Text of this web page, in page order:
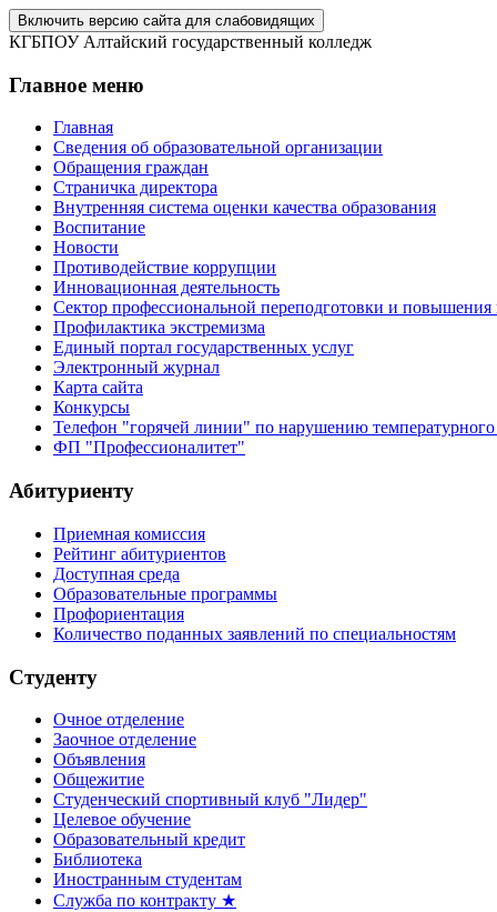
Включить версию сайта для слабовидящих
КГБПОУ Алтайский государственный колледж
Главное меню
Главная
Сведения об образовательной организации
Обращения граждан
Страничка директора
Внутренняя система оценки качества образования
Воспитание
Новости
Противодействие коррупции
Инновационная деятельность
Сектор профессиональной переподготовки и
Профилактика экстремизма
Единый портал государственных услуг
Электронный журнал
Карта сайта
Конкурсы
Телефон "горячей линии" по нарушению
ФП "Профессионалитет"
Абитуриенту
Приемная комиссия
Рейтинг абитуриентов
Доступная среда
Образовательные программы
Профориентация
Количество поданных заявлений по специальностям
Студенту
Очное отделение
Заочное отделение
Объявления
Общежитие
Студенческий спортивный клуб "Лидер"
Целевое обучение
Образовательный кредит
Библиотека
Иностранным студентам
Служба по контракту ★